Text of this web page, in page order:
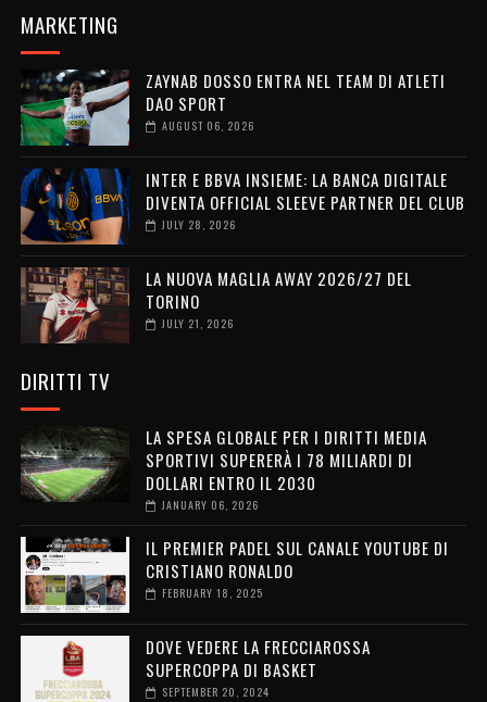
MARKETING
ZAYNAB DOSSO ENTRA NEL TEAM DI ATLETI
DAO SPORT
AUGUST 06, 2026
INTER E BBVA INSIEME: LA BANCA DIGITALE
DIVENTA OFFICIAL SLEEVE PARTNER DEL CLUB
JULY 28, 2026
LA NUOVA MAGLIA AWAY 2026/27 DEL
TORINO
JULY 21, 2026
DIRITTI TV
LA SPESA GLOBALE PER I DIRITTI MEDIA
SPORTIVI SUPERERÀ I 78 MILIARDI DI
DOLLARI ENTRO IL 2030
JANUARY 06, 2026
IL PREMIER PADEL SUL CANALE YOUTUBE DI
CRISTIANO RONALDO
FEBRUARY 18, 2025
DOVE VEDERE LA FRECCIAROSSA
SUPERCOPPA DI BASKET
SEPTEMBER 20, 2024